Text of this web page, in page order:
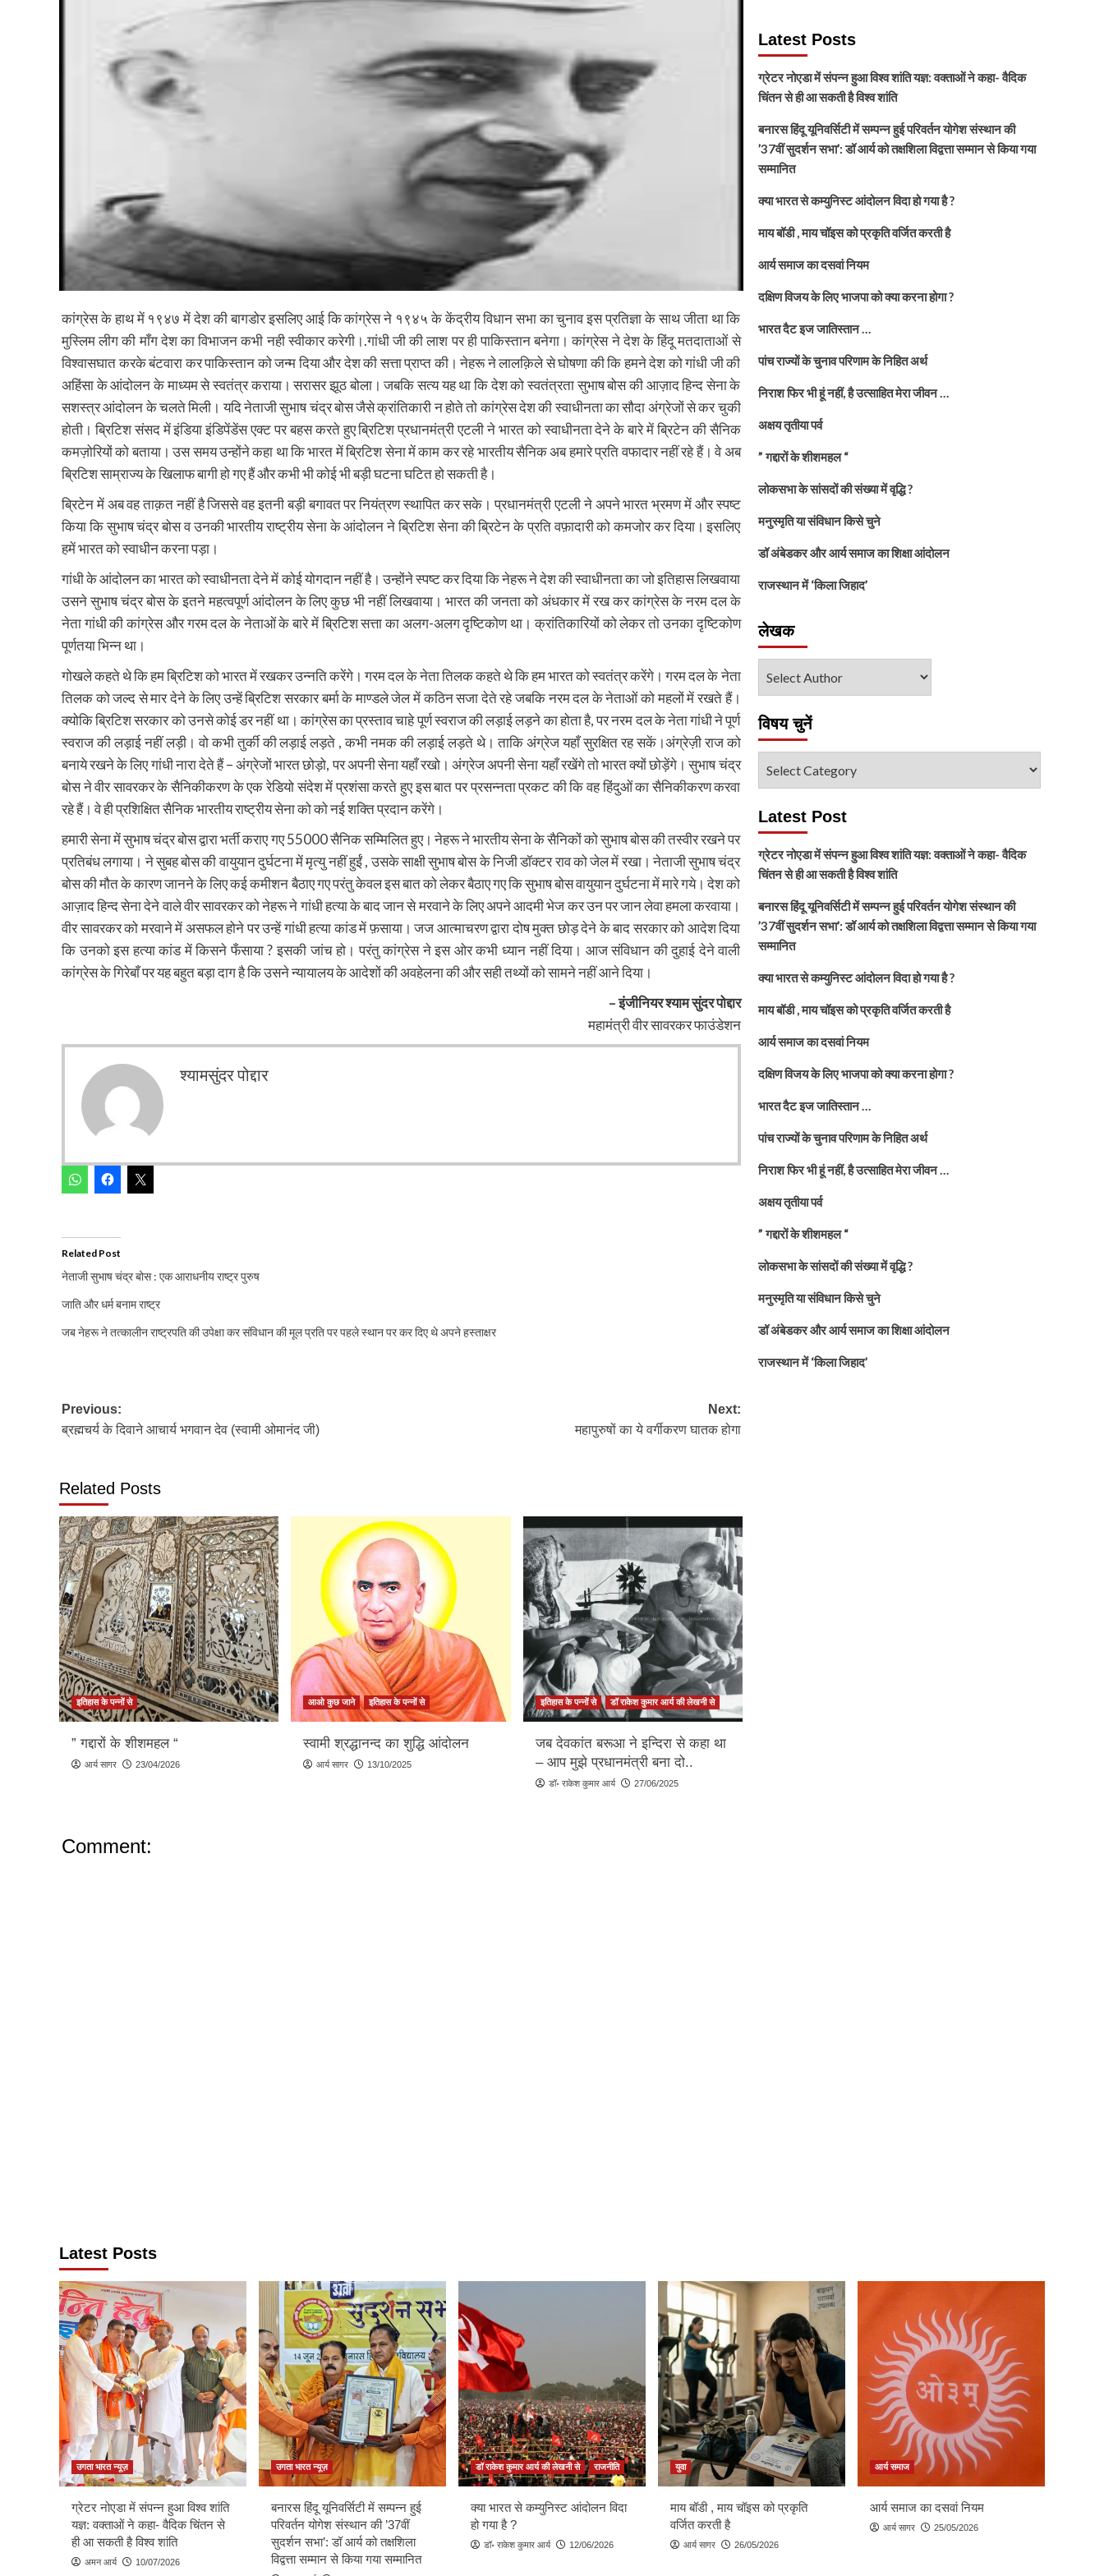
कांग्रेस के हाथ में १९४७ में देश की बागडोर इसलिए आई कि कांग्रेस ने १९४५ के केंद्रीय विधान सभा का चुनाव इस प्रतिज्ञा के साथ जीता था कि
मुस्लिम लीग की माँग देश का विभाजन कभी नही स्वीकार करेगी।.गांधी जी की लाश पर ही पाकिस्तान बनेगा। कांग्रेस ने देश के हिंदू मतदाताओं से
विश्वासघात करके बंटवारा कर पाकिस्तान को जन्म दिया और देश की सत्ता प्राप्त की। नेहरू ने लालक़िले से घोषणा की कि हमने देश को गांधी जी की
अहिंसा के आंदोलन के माध्यम से स्वतंत्र कराया। सरासर झूठ बोला। जबकि सत्य यह था कि देश को स्वतंत्रता सुभाष बोस की आज़ाद हिन्द सेना के
सशस्त्र आंदोलन के चलते मिली। यदि नेताजी सुभाष चंद्र बोस जैसे क्रांतिकारी न होते तो कांग्रेस देश की स्वाधीनता का सौदा अंग्रेजों से कर चुकी
होती। ब्रिटिश संसद में इंडिया इंडिपेंडेंस एक्ट पर बहस करते हुए ब्रिटिश प्रधानमंत्री एटली ने भारत को स्वाधीनता देने के बारे में ब्रिटेन की सैनिक
कमज़ोरियों को बताया। उस समय उन्होंने कहा था कि भारत में ब्रिटिश सेना में काम कर रहे भारतीय सैनिक अब हमारे प्रति वफादार नहीं रहे हैं। वे अब
ब्रिटिश साम्राज्य के खिलाफ बागी हो गए हैं और कभी भी कोई भी बड़ी घटना घटित हो सकती है।
ब्रिटेन में अब वह ताक़त नहीं है जिससे वह इतनी बड़ी बगावत पर नियंत्रण स्थापित कर सके। प्रधानमंत्री एटली ने अपने भारत भ्रमण में और स्पष्ट
किया कि सुभाष चंद्र बोस व उनकी भारतीय राष्ट्रीय सेना के आंदोलन ने ब्रिटिश सेना की ब्रिटेन के प्रति वफ़ादारी को कमजोर कर दिया। इसलिए
हमें भारत को स्वाधीन करना पड़ा।
गांधी के आंदोलन का भारत को स्वाधीनता देने में कोई योगदान नहीं है। उन्होंने स्पष्ट कर दिया कि नेहरू ने देश की स्वाधीनता का जो इतिहास लिखवाया
उसने सुभाष चंद्र बोस के इतने महत्वपूर्ण आंदोलन के लिए कुछ भी नहीं लिखवाया। भारत की जनता को अंधकार में रख कर कांग्रेस के नरम दल के
नेता गांधी की कांग्रेस और गरम दल के नेताओं के बारे में ब्रिटिश सत्ता का अलग-अलग दृष्टिकोण था। क्रांतिकारियों को लेकर तो उनका दृष्टिकोण
पूर्णतया भिन्न था।
गोखले कहते थे कि हम ब्रिटिश को भारत में रखकर उन्नति करेंगे। गरम दल के नेता तिलक कहते थे कि हम भारत को स्वतंत्र करेंगे। गरम दल के नेता
तिलक को जल्द से मार देने के लिए उन्हें ब्रिटिश सरकार बर्मा के माण्डले जेल में कठिन सजा देते रहे जबकि नरम दल के नेताओं को महलों में रखते हैं।
क्योकि ब्रिटिश सरकार को उनसे कोई डर नहीं था। कांग्रेस का प्रस्ताव चाहे पूर्ण स्वराज की लड़ाई लड़ने का होता है, पर नरम दल के नेता गांधी ने पूर्ण
स्वराज की लड़ाई नहीं लड़ी। वो कभी तुर्की की लड़ाई लड़ते , कभी नमक की लड़ाई लड़ते थे। ताकि अंग्रेज यहाँ सुरक्षित रह सकें।अंग्रेज़ी राज को
बनाये रखने के लिए गांधी नारा देते हैं – अंग्रेजों भारत छोड़ो, पर अपनी सेना यहाँ रखो। अंग्रेज अपनी सेना यहाँ रखेंगे तो भारत क्यों छोड़ेंगे। सुभाष चंद्र
बोस ने वीर सावरकर के सैनिकीकरण के एक रेडियो संदेश में प्रशंसा करते हुए इस बात पर प्रसन्नता प्रकट की कि वह हिंदुओं का सैनिकीकरण करवा
रहे हैं। वे ही प्रशिक्षित सैनिक भारतीय राष्ट्रीय सेना को को नई शक्ति प्रदान करेंगे।
हमारी सेना में सुभाष चंद्र बोस द्वारा भर्ती कराए गए 55000 सैनिक सम्मिलित हुए। नेहरू ने भारतीय सेना के सैनिकों को सुभाष बोस की तस्वीर रखने पर
प्रतिबंध लगाया। ने सुबह बोस की वायुयान दुर्घटना में मृत्यु नहीं हुईं , उसके साक्षी सुभाष बोस के निजी डॉक्टर राव को जेल में रखा। नेताजी सुभाष चंद्र
बोस की मौत के कारण जानने के लिए कई कमीशन बैठाए गए परंतु केवल इस बात को लेकर बैठाए गए कि सुभाष बोस वायुयान दुर्घटना में मारे गये। देश को
आज़ाद हिन्द सेना देने वाले वीर सावरकर को नेहरू ने गांधी हत्या के बाद जान से मरवाने के लिए अपने आदमी भेज कर उन पर जान लेवा हमला करवाया।
वीर सावरकर को मरवाने में असफल होने पर उन्हें गांधी हत्या कांड में फ़साया। जज आत्माचरण द्वारा दोष मुक्त छोड़ देने के बाद सरकार को आदेश दिया
कि उनको इस हत्या कांड में किसने फँसाया ? इसकी जांच हो। परंतु कांग्रेस ने इस ओर कभी ध्यान नहीं दिया। आज संविधान की दुहाई देने वाली
कांग्रेस के गिरेबाँ पर यह बहुत बड़ा दाग है कि उसने न्यायालय के आदेशों की अवहेलना की और सही तथ्यों को सामने नहीं आने दिया।
– इंजीनियर श्याम सुंदर पोद्दार
महामंत्री वीर सावरकर फाउंडेशन
श्यामसुंदर पोद्दार
Related Post
नेताजी सुभाष चंद्र बोस : एक आराधनीय राष्ट्र पुरुष
जाति और धर्म बनाम राष्ट्र
जब नेहरू ने तत्कालीन राष्ट्रपति की उपेक्षा कर संविधान की मूल प्रति पर पहले स्थान पर कर दिए थे अपने हस्ताक्षर
Post
navigation
Previous:
ब्रह्मचर्य के दिवाने आचार्य भगवान देव (स्वामी ओमानंद जी)
Next:
महापुरुषों का ये वर्गीकरण घातक होगा
Related Posts
इतिहास के पन्नों से
” गद्दारों के शीशमहल “
आर्य सागर 23/04/2026
आओ कुछ जाने इतिहास के पन्नों से
स्वामी श्रद्धानन्द का शुद्धि आंदोलन
आर्य सागर 13/10/2025
इतिहास के पन्नों से डॉ राकेश कुमार आर्य की लेखनी से
जब देवकांत बरूआ ने इन्दिरा से कहा था
– आप मुझे प्रधानमंत्री बना दो..
डॉ॰ राकेश कुमार आर्य 27/06/2025
Comment:
Latest Posts
ग्रेटर नोएडा में संपन्न हुआ विश्व शांति यज्ञ: वक्ताओं ने कहा- वैदिक
चिंतन से ही आ सकती है विश्व शांति
बनारस हिंदू यूनिवर्सिटी में सम्पन्न हुई परिवर्तन योगेश संस्थान की
’37वीं सुदर्शन सभा’: डॉ आर्य को तक्षशिला विद्वत्ता सम्मान से किया गया
सम्मानित
क्या भारत से कम्युनिस्ट आंदोलन विदा हो गया है ?
माय बॉडी , माय चॉइस को प्रकृति वर्जित करती है
आर्य समाज का दसवां नियम
दक्षिण विजय के लिए भाजपा को क्या करना होगा ?
भारत दैट इज जातिस्तान …
पांच राज्यों के चुनाव परिणाम के निहित अर्थ
निराश फिर भी हूं नहीं, है उत्साहित मेरा जीवन …
अक्षय तृतीया पर्व
” गद्दारों के शीशमहल “
लोकसभा के सांसदों की संख्या में वृद्धि ?
मनुस्मृति या संविधान किसे चुने
डॉ अंबेडकर और आर्य समाज का शिक्षा आंदोलन
राजस्थान में ‘किला जिहाद’
लेखक
विषय चुनें
Latest Post
ग्रेटर नोएडा में संपन्न हुआ विश्व शांति यज्ञ: वक्ताओं ने कहा- वैदिक
चिंतन से ही आ सकती है विश्व शांति
बनारस हिंदू यूनिवर्सिटी में सम्पन्न हुई परिवर्तन योगेश संस्थान की
’37वीं सुदर्शन सभा’: डॉ आर्य को तक्षशिला विद्वत्ता सम्मान से किया गया
सम्मानित
क्या भारत से कम्युनिस्ट आंदोलन विदा हो गया है ?
माय बॉडी , माय चॉइस को प्रकृति वर्जित करती है
आर्य समाज का दसवां नियम
दक्षिण विजय के लिए भाजपा को क्या करना होगा ?
भारत दैट इज जातिस्तान …
पांच राज्यों के चुनाव परिणाम के निहित अर्थ
निराश फिर भी हूं नहीं, है उत्साहित मेरा जीवन …
अक्षय तृतीया पर्व
” गद्दारों के शीशमहल “
लोकसभा के सांसदों की संख्या में वृद्धि ?
मनुस्मृति या संविधान किसे चुने
डॉ अंबेडकर और आर्य समाज का शिक्षा आंदोलन
राजस्थान में ‘किला जिहाद’
Latest Posts
उगता भारत न्यूज़
ग्रेटर नोएडा में संपन्न हुआ विश्व शांति
यज्ञ: वक्ताओं ने कहा- वैदिक चिंतन से
ही आ सकती है विश्व शांति
अमन आर्य 10/07/2026
उगता भारत न्यूज़
बनारस हिंदू यूनिवर्सिटी में सम्पन्न हुई
परिवर्तन योगेश संस्थान की ’37वीं
सुदर्शन सभा’: डॉ आर्य को तक्षशिला
विद्वत्ता सम्मान से किया गया सम्मानित
डॉ राकेश कुमार आर्य की लेखनी से राजनीति
क्या भारत से कम्युनिस्ट आंदोलन विदा
हो गया है ?
डॉ॰ राकेश कुमार आर्य 12/06/2026
युवा
माय बॉडी , माय चॉइस को प्रकृति
वर्जित करती है
आर्य सागर 26/05/2026
आर्य समाज
आर्य समाज का दसवां नियम
आर्य सागर 25/05/2026